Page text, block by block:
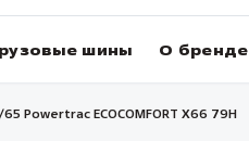
шины О бренде
Powertrac ECOCOMFORT X66 79H